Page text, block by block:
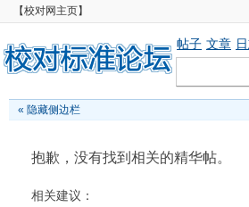
【校对网主页】
帖子 文章
« 隐藏侧边栏
抱歉，没有找到相关的精华帖。
相关建议：